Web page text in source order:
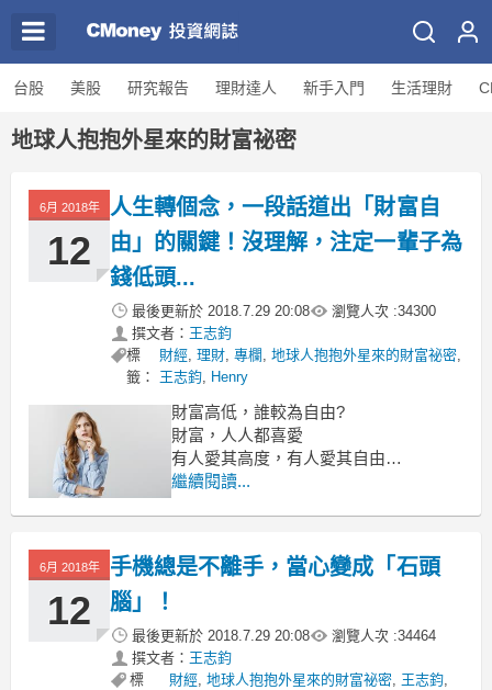
台股 美股 研究報告 理財達人 新手入門 生活理財
地球人抱抱外星來的財富祕密
6月 2018年
12
人生轉個念，一段話道出「財富自
由」的關鍵！沒理解，注定一輩子為
錢低頭...
最後更新於 2018.7.29 20:08 瀏覽人次 :34300
撰文者： 王志鈞
標
籤：
財經,理財,專欄 ,地球人抱抱外星來的財富祕密,
王志鈞, Henry
財富高低，誰較為自由?
財富，人人都喜愛
有人愛其高度，有人愛其自由
通常，財富高者往往不太自由
繼續閱讀...
6月 2018年
12
手機總是不離手，當心變成「石頭
腦」！
最後更新於 2018.7.29 20:08 瀏覽人次 :34464
撰文者： 王志鈞
標
財經,地球人抱抱外星來的財富祕密, 王志鈞,